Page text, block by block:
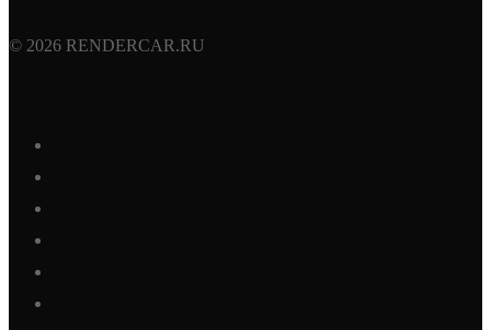
© 2026 RENDERCAR.RU